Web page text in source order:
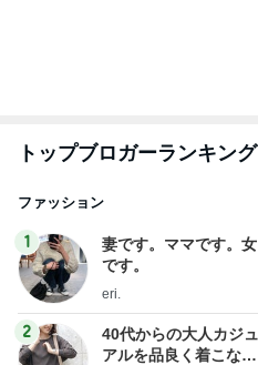
トップブロガーランキング
ファッション
1
妻です。ママです。女
です。
eri.
2
40代からの大人カジュ
アルを品良く着こなす